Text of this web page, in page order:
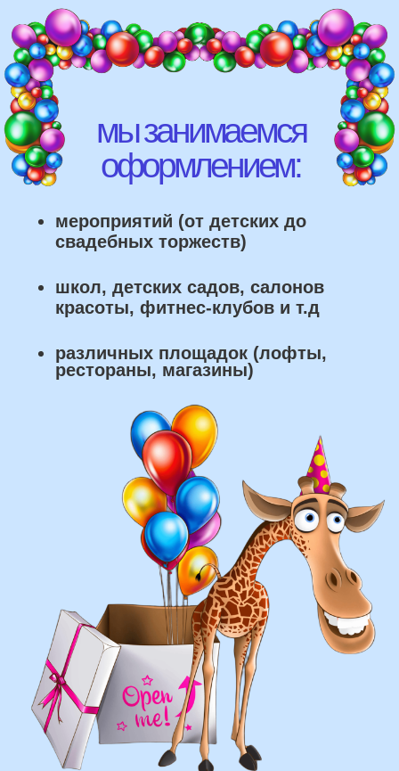
различных площадок (лофты,
рестораны, магазины)
составление различных фонтанов
оформление фотозон
фигуры любой сложности
что мы умеем делать из
воздушных шаров:
Присылайте картинку, и мы с
удовольствием соберем
похожую композицию!
у вас есть фото шаров, и
вы хотите так же?